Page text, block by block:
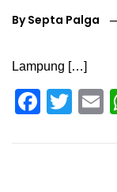
BySepta Palga
Lampung […]